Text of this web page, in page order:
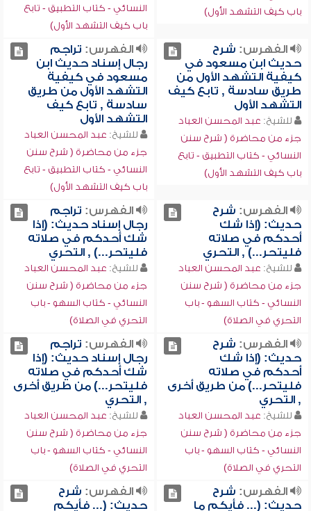
باب كيف التشهد الأول)
النسائي - كتاب التطبيق - تابع
باب كيف التشهد الأول)
الفهرس: شرح
حديث ابن مسعود في
كيفية التشهد الأول من
طريق سادسة , تابع كيف
التشهد الأول
للشيخ: عبد المحسن العباد
جزء من محاضرة ( شرح سنن
النسائي - كتاب التطبيق - تابع
باب كيف التشهد الأول)
الفهرس: تراجم
رجال إسناد حديث ابن
مسعود في كيفية
التشهد الأول من طريق
سادسة , تابع كيف
التشهد الأول
للشيخ: عبد المحسن العباد
جزء من محاضرة ( شرح سنن
النسائي - كتاب التطبيق - تابع
باب كيف التشهد الأول)
الفهرس: شرح
حديث: (إذا شك
أحدكم في صلاته
فليتحر...) , التحري
للشيخ: عبد المحسن العباد
جزء من محاضرة ( شرح سنن
النسائي - كتاب السهو - باب
التحري في الصلاة)
الفهرس: تراجم
رجال إسناد حديث: (إذا
شك أحدكم في صلاته
فليتحر...) , التحري
للشيخ: عبد المحسن العباد
جزء من محاضرة ( شرح سنن
النسائي - كتاب السهو - باب
التحري في الصلاة)
الفهرس: شرح
حديث: (إذا شك
أحدكم في صلاته
فليتحر...) من طريق أخرى
, التحري
للشيخ: عبد المحسن العباد
جزء من محاضرة ( شرح سنن
النسائي - كتاب السهو - باب
التحري في الصلاة)
الفهرس: تراجم
رجال إسناد حديث: (إذا
شك أحدكم في صلاته
فليتحر...) من طريق أخرى
, التحري
للشيخ: عبد المحسن العباد
جزء من محاضرة ( شرح سنن
النسائي - كتاب السهو - باب
التحري في الصلاة)
الفهرس: شرح
حديث: (... فأيكم ما
الفهرس: شرح
حديث: (... فأيكم